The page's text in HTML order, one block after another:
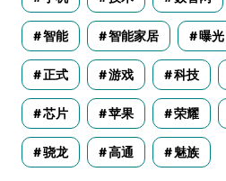
智能 智能家居 曝光
正式 游戏 科技
芯片 苹果 荣耀
骁龙 高通 魅族